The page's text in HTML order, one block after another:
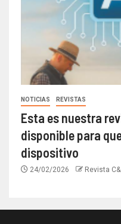
NOTICIAS REVISTAS
Esta es nuestra
disponible para
dispositivo
24/02/2026 Revista